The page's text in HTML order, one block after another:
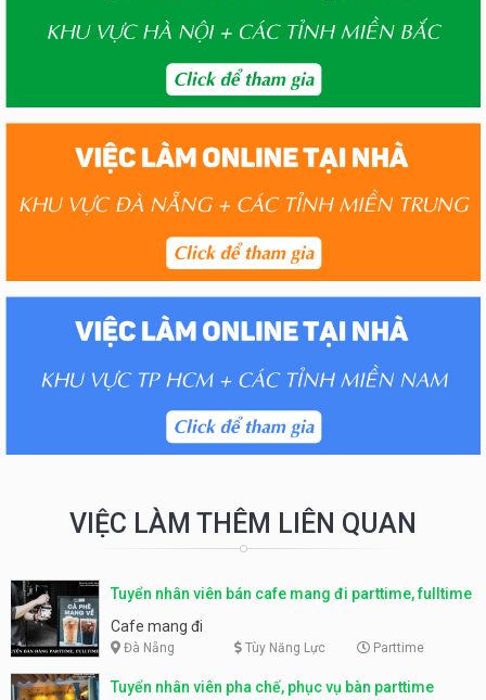
VIỆC LÀM THÊM LIÊN QUAN
Tuyển nhân viên bán cafe mang đi parttime, fulltime
Cafe mang đi
Đà Nẵng Tùy Năng Lực Parttime
Tuyển nhân viên pha chế, phục vụ bàn parttime